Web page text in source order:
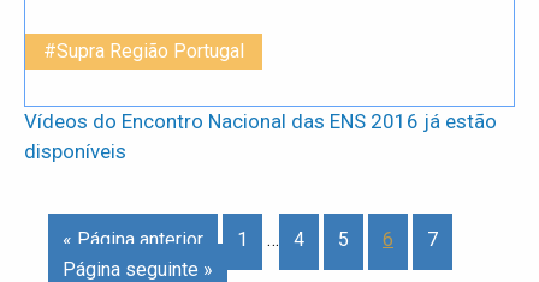
#Supra Região Portugal
Vídeos do Encontro Nacional das ENS 2016 já estão
disponíveis
« Página anterior 1 … 4 5 6
7
Página seguinte »